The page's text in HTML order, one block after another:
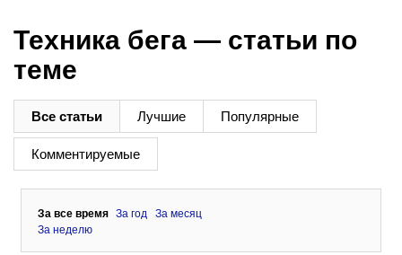
Техника бега — статьи по
теме
Все статьи Лучшие Популярные
Комментируемые
За все время За год
За месяц
За неделю